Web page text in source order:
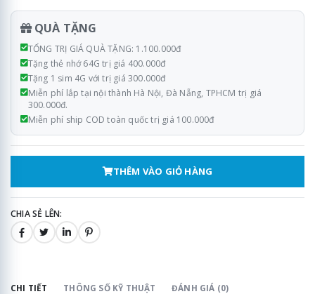
QUÀ TẶNG
TỔNG TRỊ GIÁ QUÀ TẶNG: 1.100.000đ
Tặng thẻ nhớ 64G trị giá 400.000đ
Tặng 1 sim 4G với trị giá 300.000đ
Miễn phí lắp tại nội thành Hà Nội, Đà Nẵng, TPHCM trị giá
300.000đ.
Miễn phí ship COD toàn quốc trị giá 100.000đ
THÊM VÀO GIỎ HÀNG
CHIA SẺ LÊN:
CHI TIẾT THÔNG SỐ KỸ THUẬT ĐÁNH GIÁ (0)